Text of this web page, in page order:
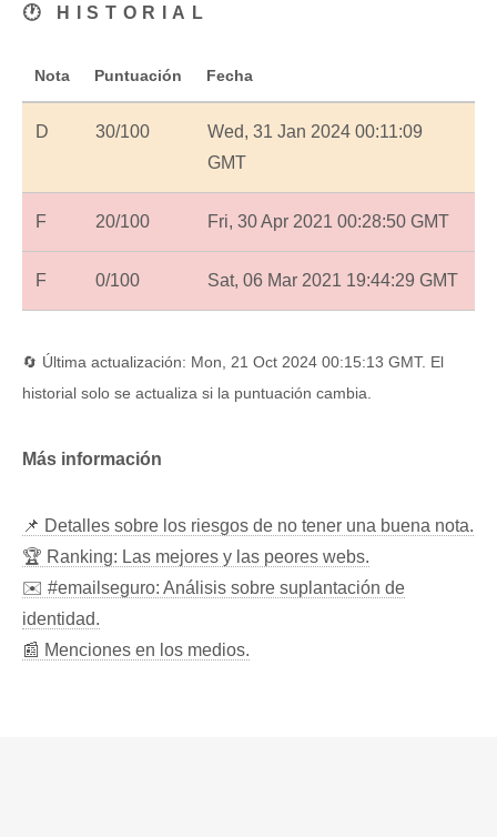
🕐 HISTORIAL
Nota Puntuación Fecha
D 30/100
Wed, 31 Jan 2024 00:11:09
GMT
F 20/100 Fri, 30 Apr 2021 00:28:50 GMT
F 0/100 Sat, 06 Mar 2021 19:44:29 GMT
🔄 Última actualización: Mon, 21 Oct 2024 00:15:13 GMT. El
historial solo se actualiza si la puntuación cambia.
Más información
📌 Detalles sobre los riesgos de no tener una buena nota.
🏆 Ranking: Las mejores y las peores webs.
✉️ #emailseguro: Análisis sobre suplantación de
identidad.
📰 Menciones en los medios.